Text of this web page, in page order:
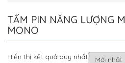
TẤM PIN NĂNG LƯỢNG
MONO
Hiển thị kết quả duy nhất